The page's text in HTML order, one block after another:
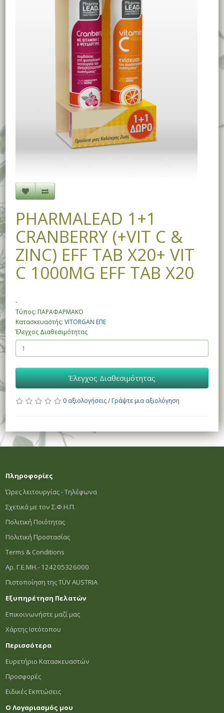
PHARMALEAD 1+1
CRANBERRY (+VIT C &
ZINC) EFF TAB X20+ VIT
C 1000MG EFF TAB X20
-
Τύπος: ΠΑΡΑΦΑΡΜΑΚΟ
Κατασκευαστής:VITORGAN ΕΠΕ
Έλεγχος Διαθεσιμότητας
Έλεγχος Διαθεσιμότητας
0 αξιολογήσεις/ Γράψτε μια αξιολόγηση
Πληροφορίες
Ώρες λειτουργίας - Τηλέφωνα
Σχετικά με τον Σ.Φ.Η.Π.
Πολιτική Ποιότητας
Πολιτική Προστασίας
Terms & Conditions
Αρ. Γ.Ε.ΜΗ.- 124205326000
Πιστοποίηση της TÜV AUSTRIA
Εξυπηρέτηση Πελατών
Επικοινωνήστε μαζί μας
Χάρτης Ιστότοπου
Περισσότερα
Ευρετήριο Κατασκευαστών
Προσφορές
Ειδικές Εκπτώσεις
Ο Λογαριασμός μου